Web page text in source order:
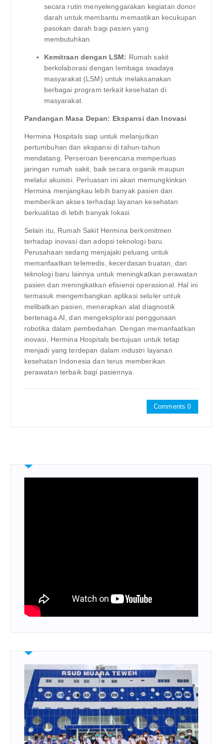
secara rutin menyelenggarakan kegiatan donor
darah untuk membantu memastikan kecukupan
pasokan darah bagi pasien yang
membutuhkan.
Kemitraan dengan LSM: Rumah sakit
berkolaborasi dengan lembaga swadaya
masyarakat (LSM) untuk melaksanakan
berbagai program terkait kesehatan di
masyarakat.
Pandangan Masa Depan: Ekspansi dan Inovasi
Hermina Hospitals siap untuk melanjutkan
pertumbuhan dan ekspansi di tahun-tahun
mendatang. Perseroan berencana memperluas
jaringan rumah sakit, baik secara organik maupun
melalui akuisisi. Perluasan ini akan memungkinkan
Hermina menjangkau lebih banyak pasien dan
memberikan akses terhadap layanan kesehatan
berkualitas di lebih banyak lokasi.
Selain itu, Rumah Sakit Hermina berkomitmen
terhadap inovasi dan adopsi teknologi baru.
Perusahaan sedang menjajaki peluang untuk
memanfaatkan telemedis, kecerdasan buatan, dan
teknologi baru lainnya untuk meningkatkan perawatan
pasien dan meningkatkan efisiensi operasional. Hal ini
termasuk mengembangkan aplikasi seluler untuk
melibatkan pasien, menerapkan alat diagnostik
bertenaga AI, dan mengeksplorasi penggunaan
robotika dalam pembedahan. Dengan memanfaatkan
inovasi, Hermina Hospitals bertujuan untuk tetap
menjadi yang terdepan dalam industri layanan
kesehatan Indonesia dan terus memberikan
perawatan terbaik bagi pasiennya.
Comments 0